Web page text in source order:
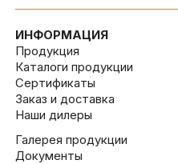
ИНФОРМАЦИЯ
Продукция
Каталоги продукции
Сертификаты
Заказ и доставка
Наши дилеры
Галерея продукции
Документы